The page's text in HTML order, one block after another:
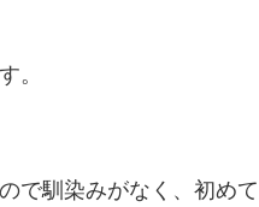
。
馴染みがなく、初めて